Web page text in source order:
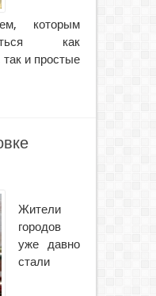
которым
как
и простые
Жители
городов
уже давно
стали